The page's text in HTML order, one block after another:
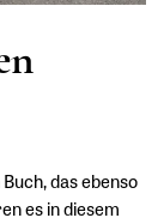
das ebenso
es in diesem